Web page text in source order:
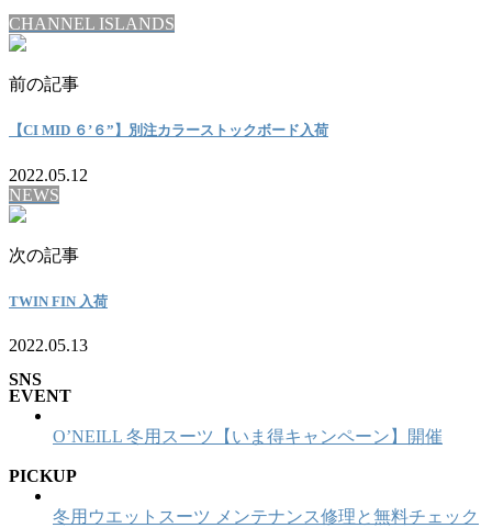
CHANNEL ISLANDS
前の記事
【CI MID ６’６”】別注カラーストックボード入荷
2022.05.12
NEWS
次の記事
TWIN FIN 入荷
2022.05.13
SNS
EVENT
O’NEILL 冬用スーツ【いま得キャンペーン】開催
PICKUP
冬用ウエットスーツ メンテナンス修理と無料チェック